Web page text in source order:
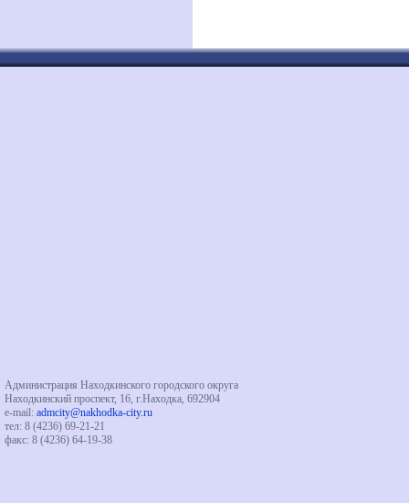
Администрация Находкинского городского округа
Находкинский проспект, 16, г.Находка, 692904
e-mail: admcity@nakhodka-city.ru
тел: 8 (4236) 69-21-21
факс: 8 (4236) 64-19-38